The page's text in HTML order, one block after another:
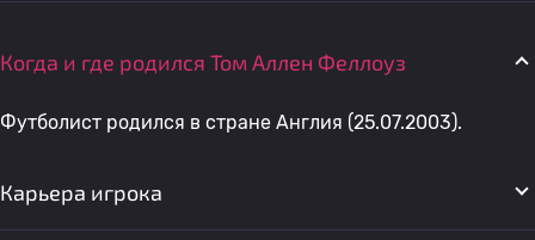
Когда и где родился Том Аллен Феллоуз
Футболист родился в стране Англия (25.07.2003).
Карьера игрока